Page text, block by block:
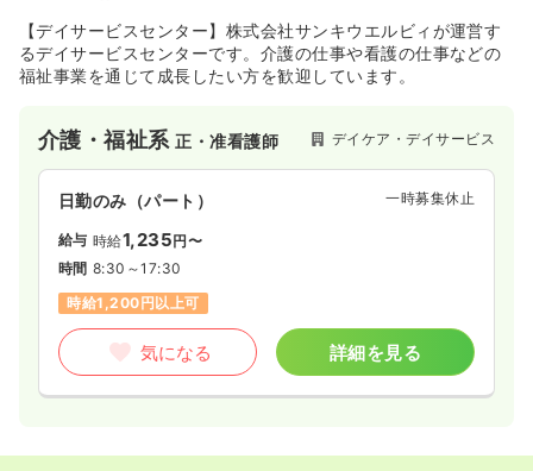
【デイサービスセンター】株式会社サンキウエルビィが運営す
るデイサービスセンターです。介護の仕事や看護の仕事などの
福祉事業を通じて成長したい方を歓迎しています。
介護・福祉系正・准看護師 デイケア・デイサービス
日勤のみ（パート） 一時募集休止
給与 時給1,235円〜
時間 8:30～17:30
時給1,200円以上可
気になる 詳細を見る